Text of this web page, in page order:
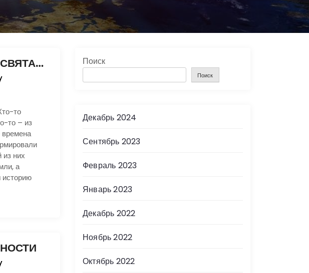
ПЕРОМ И МОЛИТВОЙ. СВЯТАЯ ПОЛОЦКОЙ ЗЕМЛИ
то
то – из
них
а
историю
Поиск
Поиск
Декабрь 2024
Сентябрь 2023
Февраль 2023
Январь 2023
Декабрь 2022
Ноябрь 2022
Октябрь 2022